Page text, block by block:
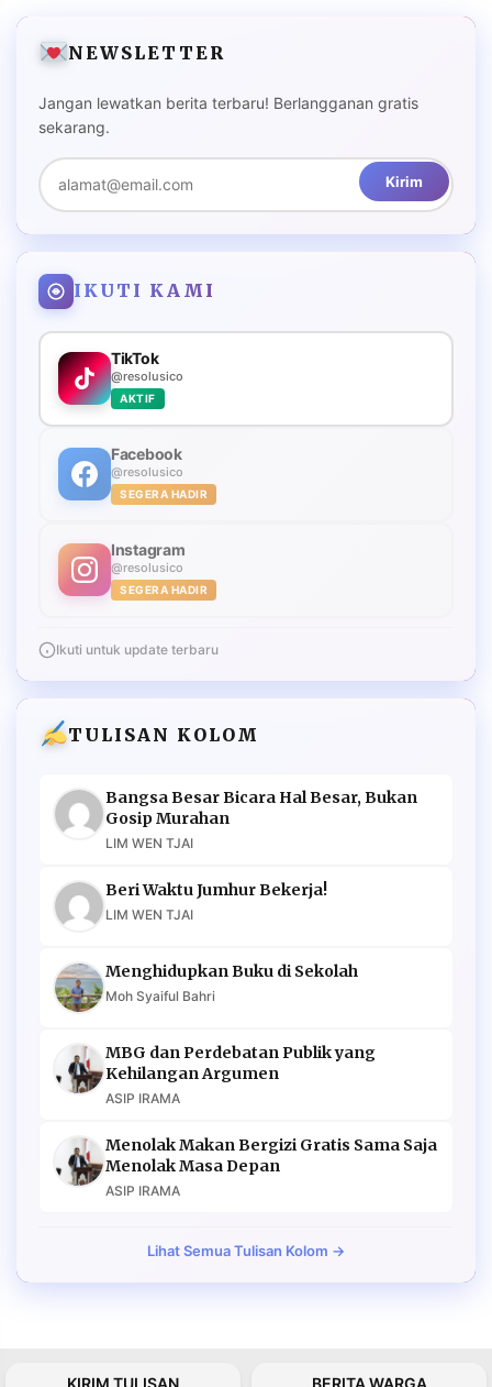
NEWSLETTER
Jangan lewatkan berita terbaru! Berlangganan gratis
sekarang.
Kirim
IKUTI KAMI
TikTok
@resolusico
AKTIF
Facebook
@resolusico
SEGERA HADIR
Instagram
@resolusico
SEGERA HADIR
Ikuti untuk update terbaru
TULISAN KOLOM
Bangsa Besar Bicara Hal Besar, Bukan
Gosip Murahan
LIM WEN TJAI
Beri Waktu Jumhur Bekerja!
LIM WEN TJAI
Menghidupkan Buku di Sekolah
Moh Syaiful Bahri
MBG dan Perdebatan Publik yang
Kehilangan Argumen
ASIP IRAMA
Menolak Makan Bergizi Gratis Sama Saja
Menolak Masa Depan
ASIP IRAMA
Lihat Semua Tulisan Kolom →
KIRIM TULISAN BERITA WARGA